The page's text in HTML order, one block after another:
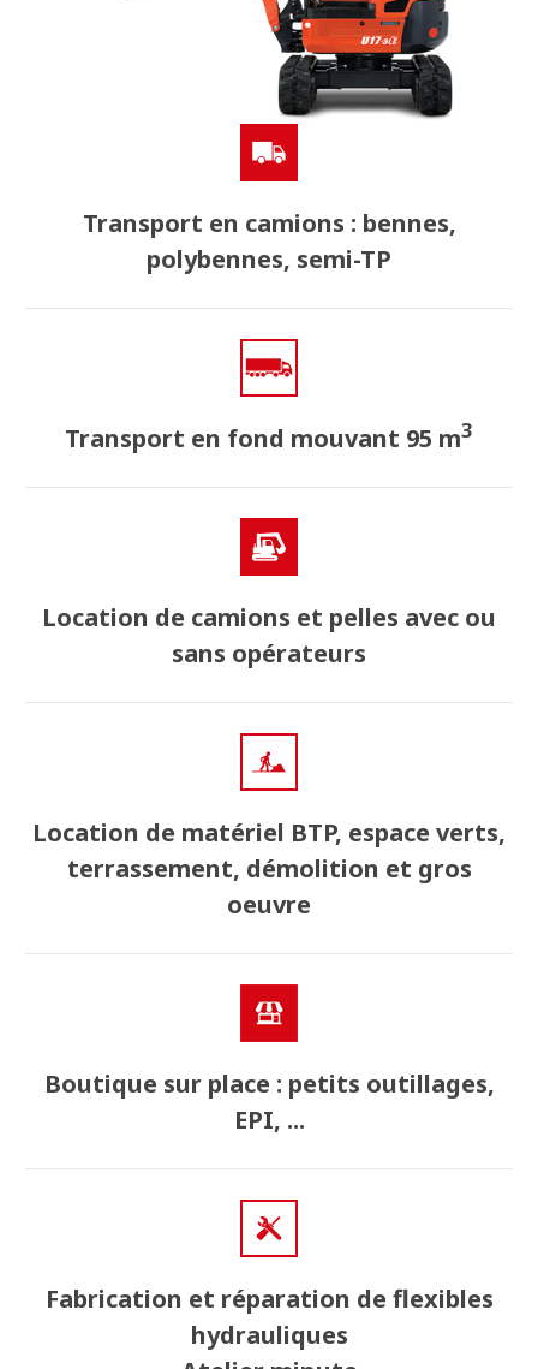
Transport en camions : bennes,
polybennes, semi-TP
Transport en fond mouvant 95 m3
Location de camions et pelles avec ou
sans opérateurs
Location de matériel BTP, espace verts,
terrassement, démolition et gros
oeuvre
Boutique sur place : petits outillages,
EPI, ...
Fabrication et réparation de flexibles
hydrauliques